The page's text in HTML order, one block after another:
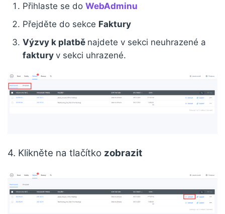
Přihlaste se do WebAdminu
Přejděte do sekce Faktury
Výzvy k platbě najdete v sekci neuhrazené a
faktury v sekci uhrazené.
4. Klikněte na tlačítko zobrazit